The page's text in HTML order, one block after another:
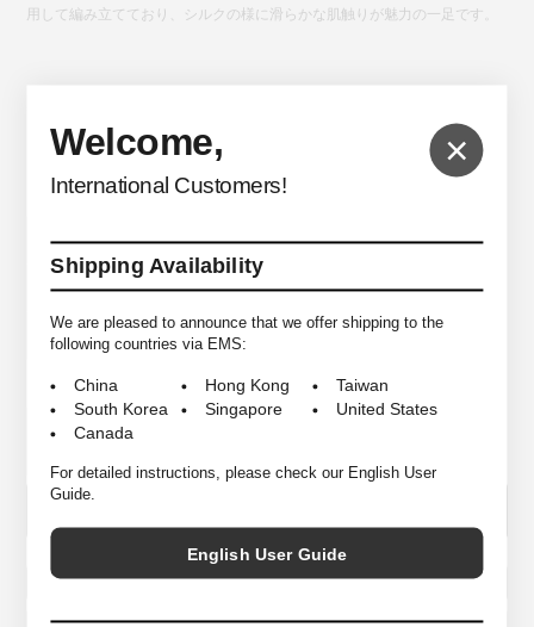
×
Welcome,
International Customers!
Shipping Availability
We are pleased to announce that we offer shipping to the
following countries via EMS:
China Hong Kong
Taiwan
South Korea
Singapore
United States
Canada
For detailed instructions, please check our English User
Guide.
English User Guide
用して編み立てており、シルクの様に滑らかな肌触りが魅力の一足です。
その為ご注文後でも売り違いにより在庫がない場合がございますので予め
SIZE Free Size
COLORS Beige, White, Pale Green, Black
MATELIALS Cotton 80% Nylon 20%
COLOR＆SIZE
この商品のお問い合わせ